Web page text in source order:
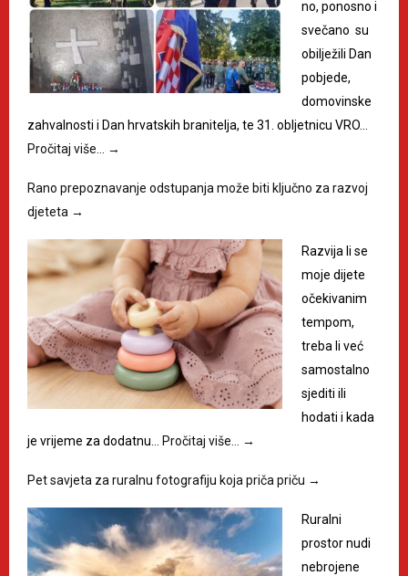
no, ponosno i
svečano su
obilježili Dan
pobjede,
domovinske
zahvalnosti i Dan hrvatskih branitelja, te 31. obljetnicu VRO…
Pročitaj više…
→
Rano prepoznavanje odstupanja može biti ključno za razvoj
djeteta →
Razvija li se
moje dijete
očekivanim
tempom,
treba li već
samostalno
sjediti ili
hodati i kada
je vrijeme za dodatnu…
Pročitaj više… →
Pet savjeta za ruralnu fotografiju koja priča priču →
Ruralni
prostor nudi
nebrojene